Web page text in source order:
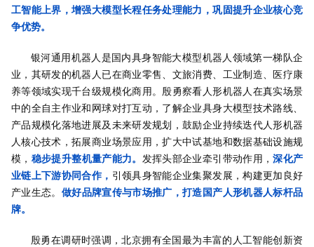
工智能上界，增强大模型长程任务处理能力，巩固提升企业核心竞
争优势。
银河通用机器人是国内具身智能大模型机器人领域第一梯队企
业，其研发的机器人已在商业零售、文旅消费、工业制造、医疗康
养等领域实现千台级规模化商用。殷勇察看人形机器人在真实场景
中的全自主作业和网球对打互动，了解企业具身大模型技术路线、
产品规模化落地进展及未来研发规划，鼓励企业持续迭代人形机器
人核心技术，拓展商业场景应用，扩大中试基地和数据基础设施规
模， 稳步提升整机量产能力。 发挥头部企业牵引带动作用，深化产
业链上下游协同合作， 引领具身智能企业集聚发展，构建更加良好
产业生态。 做好品牌宣传与市场推广，打造国产人形机器人标杆品
牌。
殷勇在调研时强调，北京拥有全国最为丰富的人工智能创新资